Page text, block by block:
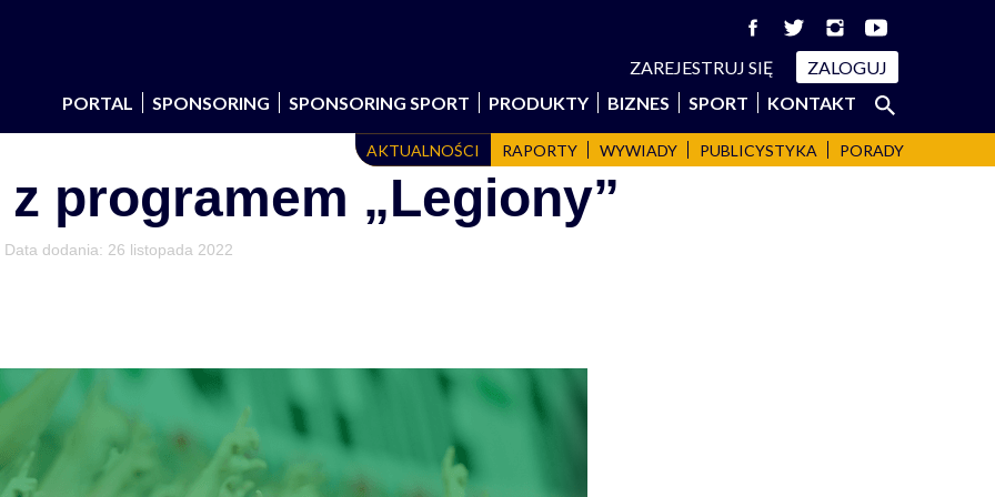
ZAREJESTRUJ SIĘ
ZALOGUJ
PORTAL
SPONSORING SPONSORING SPORT PRODUKTY BIZNES SPORT KONTAKT Szukaj:
SZUKAJ
AKTUALNOŚCI RAPORTY WYWIADY PUBLICYSTYKA PORADY
programem „Legiony”
Data dodania: 26 listopada 2022